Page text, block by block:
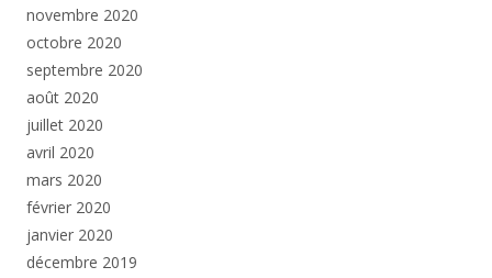
novembre 2020
octobre 2020
septembre 2020
août 2020
juillet 2020
avril 2020
mars 2020
février 2020
janvier 2020
décembre 2019